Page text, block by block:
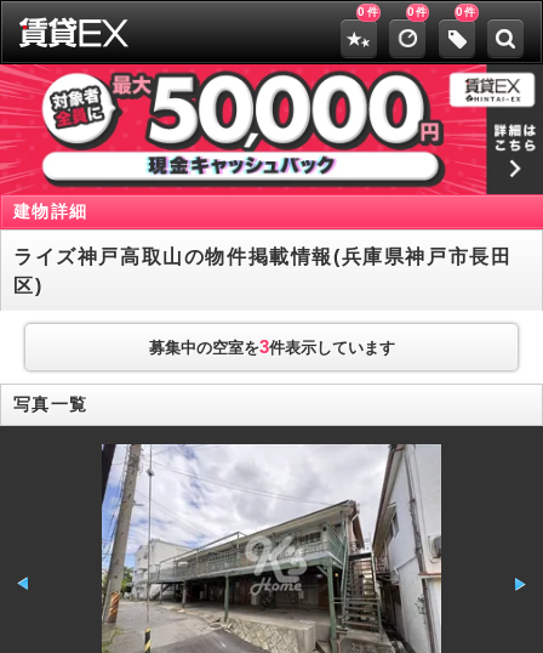
0 件 0件 0件
建物詳細
ライズ神戸高取山の物件掲載情報(兵庫県神戸市長田
区)
募集中の空室を3件表示しています
写真一覧